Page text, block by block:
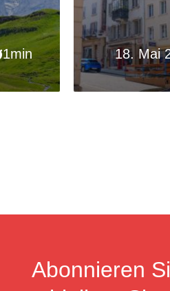
1min 18. Mai
Abonnieren